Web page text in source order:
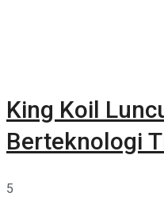
King Koil
Berteknologi
5